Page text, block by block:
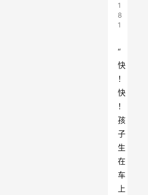
1
8
1
“
快
！
快
！
孩
子
生
在
车
上